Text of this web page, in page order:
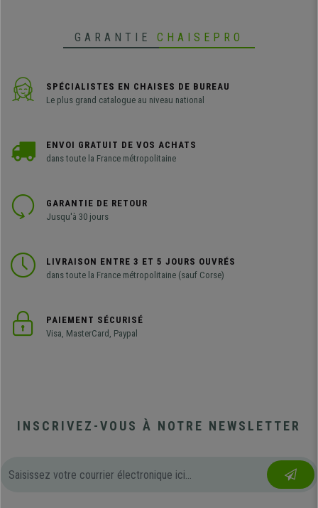
GARANTIE CHAISEPRO
SPÉCIALISTES EN CHAISES DE BUREAU
Le plus grand catalogue au niveau national
ENVOI GRATUIT DE VOS ACHATS
dans toute la France métropolitaine
GARANTIE DE RETOUR
Jusqu'à 30 jours
LIVRAISON ENTRE 3 ET 5 JOURS OUVRÉS
dans toute la France métropolitaine (sauf Corse)
PAIEMENT SÉCURISÉ
Visa, MasterCard, Paypal
INSCRIVEZ-VOUS À NOTRE NEWSLETTER